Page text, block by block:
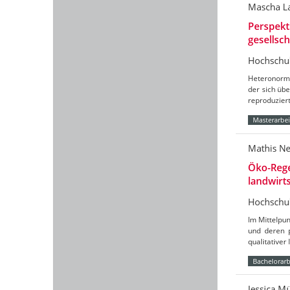
Mascha
der sich
Mathis
Öko-
Im
und deren
qualitativer